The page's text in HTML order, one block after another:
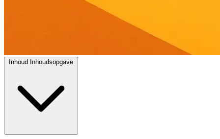
Inhoud Inhoudsopgave